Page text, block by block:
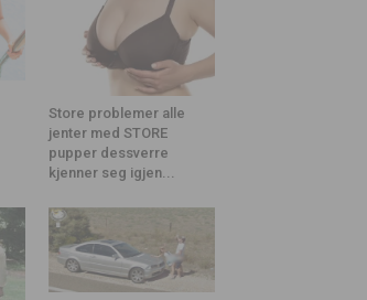
Store problemer alle
jenter med STORE
pupper dessverre
kjenner seg igjen...